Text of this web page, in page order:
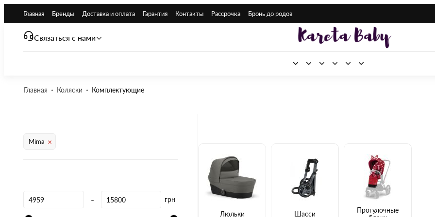
Главная Бренды Доставка и оплата Гарантия Контакты Рассрочка Бронь до родов
Связаться с нами
Главная Коляски Комплектующие
Mima
- грн
Люльки Шасси
Прогулочные